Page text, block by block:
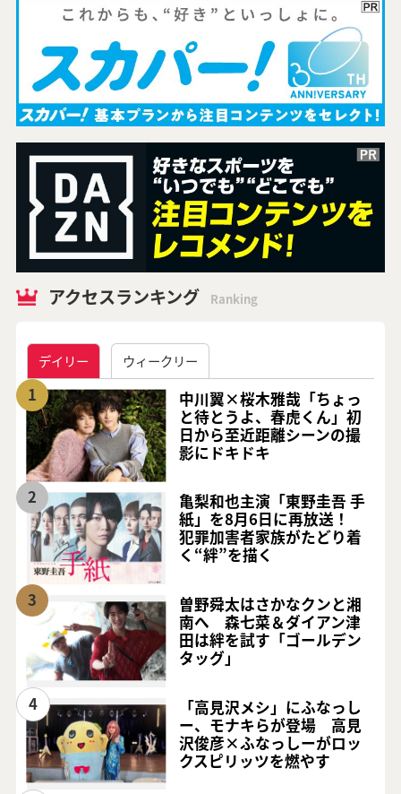
アクセスランキング Ranking
デイリー ウィークリー
1
中川翼×桜木雅哉「ちょっ
と待とうよ、春虎くん」初
日から至近距離シーンの撮
影にドキドキ
2
亀梨和也主演「東野圭吾 手
紙」を8月6日に再放送！
犯罪加害者家族がたどり着
く“絆”を描く
3
曽野舜太はさかなクンと湘
南へ 森七菜＆ダイアン津
田は絆を試す「ゴールデン
タッグ」
4
「高見沢メシ」にふなっし
ー、モナキらが登場 高見
沢俊彦×ふなっしーがロッ
クスピリッツを燃やす